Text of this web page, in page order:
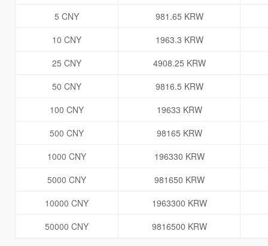
5 CNY
981.65 KRW
10 CNY
1963.3 KRW
25 CNY
4908.25 KRW
50 CNY
9816.5 KRW
100 CNY
19633 KRW
500 CNY
98165 KRW
1000 CNY
196330 KRW
5000 CNY
981650 KRW
10000 CNY
1963300 KRW
50000 CNY
9816500 KRW